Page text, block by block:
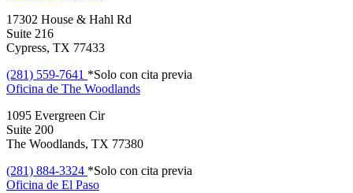
17302 House & Hahl Rd
Suite 216
Cypress, TX 77433
(281) 559-7641 *Solo con cita previa
Oficina de The Woodlands
1095 Evergreen Cir
Suite 200
The Woodlands, TX 77380
(281) 884-3324 *Solo con cita previa
Oficina de El Paso